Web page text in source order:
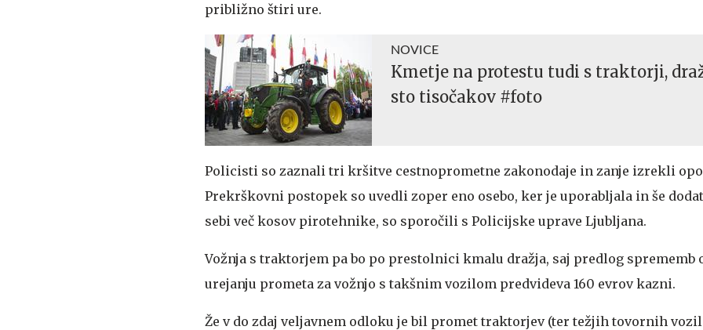
približno štiri ure.
NOVICE
Kmetje na protestu tudi s traktorji,
sto tisočakov #foto
Policisti so zaznali tri kršitve cestnoprometne zakonodaje in zanje izrekli
Prekrškovni postopek so uvedli zoper eno osebo, ker je uporabljala in še
sebi več kosov pirotehnike, so sporočili s Policijske uprave Ljubljana.
Vožnja s traktorjem pa bo po prestolnici kmalu dražja, saj predlog sprememb
urejanju prometa za vožnjo s takšnim vozilom predvideva 160 evrov kazni.
Že v do zdaj veljavnem odloku je bil promet traktorjev (ter težjih tovornih